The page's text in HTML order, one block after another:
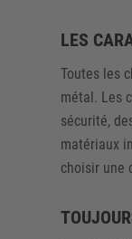
LES
Toutes les
métal. Les
sécurité,
matériaux
choisir une